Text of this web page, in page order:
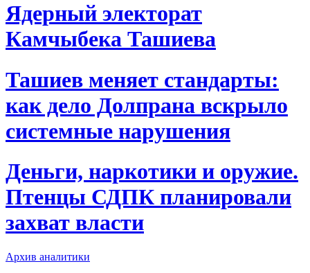
Ядерный электорат
Камчыбека Ташиева
Ташиев меняет стандарты:
как дело Долпрана вскрыло
системные нарушения
Деньги, наркотики и оружие.
Птенцы СДПК планировали
захват власти
Архив аналитики